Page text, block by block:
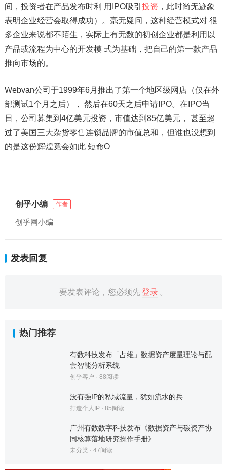
间，投资者在产品发布时利 用IPO吸引 投资 ，此时尚无迹象
表明企业经营会取得成功）。毫无疑问，这种经营模式对 很
多企业来说都不陌生，实际上有无数的初创企业都是利用以
产品或流程为中心的开发模 式为基础，把自己的第一款产品
推向市场的。
Webvan公司于1999年6月推出了第一个地区级网店（仅在外
部测试1个月之后）， 然后在60天之后申请IPO。在IPO当
日，公司募集到4亿美元投资，市值达到85亿美元， 甚至超
过了美国三大杂货零售连锁品牌的市值总和，但谁也没想到
的是这份辉煌竟会如此 短命O
创乎小编 作者
创乎网小编
发表回复
要发表评论，您必须先登录 。
热门推荐
有数科技发布「占维」数据资产度量理论与配
套智能分析系统
创乎客户 · 88阅读
没有强IP的私域流量，犹如流水的兵
打造个人IP· 85阅读
广州有数数字科技发布《数据资产与碳资产协
同核算落地研究操作手册》
未分类· 47阅读